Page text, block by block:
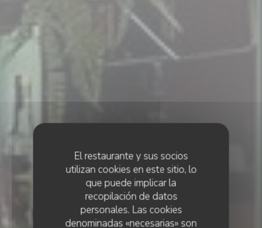
El restaurante y sus socios
utilizan cookies en este sitio, lo
que puede implicar la
recopilación de datos
personales. Las cookies
denominadas «necesarias» son